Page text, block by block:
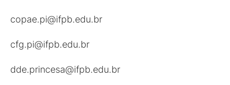
copae.pi@ifpb.edu.br
cfg.pi@ifpb.edu.br
dde.princesa@ifpb.edu.br